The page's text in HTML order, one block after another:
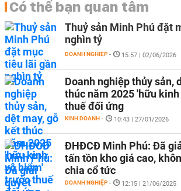
Có thể bạn quan tâm
Thuỷ sản Minh Phú đặt
nghìn tỷ
DOANH NGHIỆP - 15:57 | 02/06/2026
Doanh nghiệp thủy sản,
thúc năm 2025 'hữu
thuế đối ứng
KINH DOANH - 10:43 | 27/01/2026
ĐHĐCĐ Minh Phú: Đã
tấn tồn kho giá cao,
chia cổ tức
DOANH NGHIỆP - 12:15 | 21/06/2025